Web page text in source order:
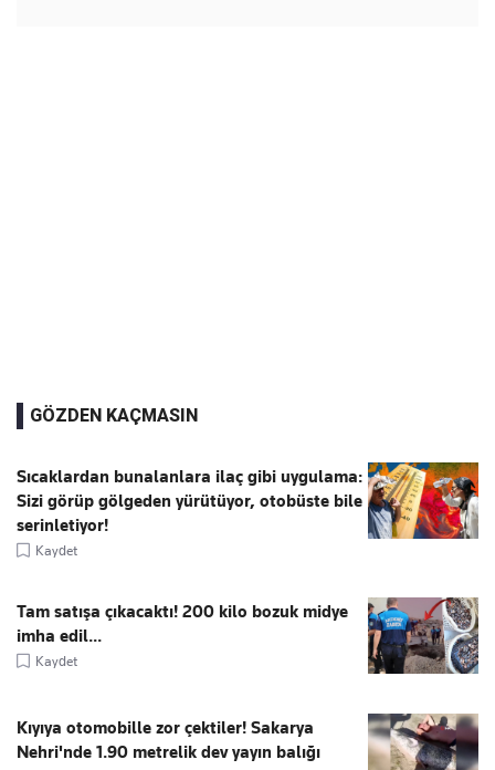
GÖZDEN KAÇMASIN
Sıcaklardan bunalanlara ilaç gibi uygulama:
Sizi görüp gölgeden yürütüyor, otobüste bile
serinletiyor!
Kaydet
Tam satışa çıkacaktı! 200 kilo bozuk midye
imha edil...
Kaydet
Kıyıya otomobille zor çektiler! Sakarya
Nehri'nde 1.90 metrelik dev yayın balığı